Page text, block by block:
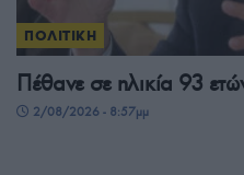
ΠΟΛΙΤΙΚΗ
Πέθανε σε ηλικία 93
2/08/2026 - 8:57μμ